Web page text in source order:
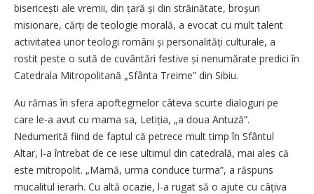
bisericești ale vremii, din țară și din străinătate, broșuri
misionare, cărți de teologie morală, a evocat cu mult talent
activitatea unor teologi români și personalități culturale, a
rostit peste o sută de cuvântări festive și nenumărate predici în
Catedrala Mitropolitană „Sfânta Treime” din Sibiu.
Au rămas în sfera apoftegmelor câteva scurte dialoguri pe
care le-a avut cu mama sa, Letiția, „a doua Antuză”.
Nedumerită fiind de faptul că petrece mult timp în Sfântul
Altar, l-a întrebat de ce iese ultimul din catedrală, mai ales că
este mitropolit. „Mamă, urma conduce turma”, a răspuns
mucalitul ierarh. Cu altă ocazie, l-a rugat să o ajute cu câțiva